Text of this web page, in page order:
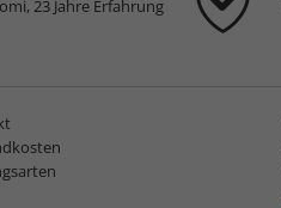
23 Jahre Erfahrung